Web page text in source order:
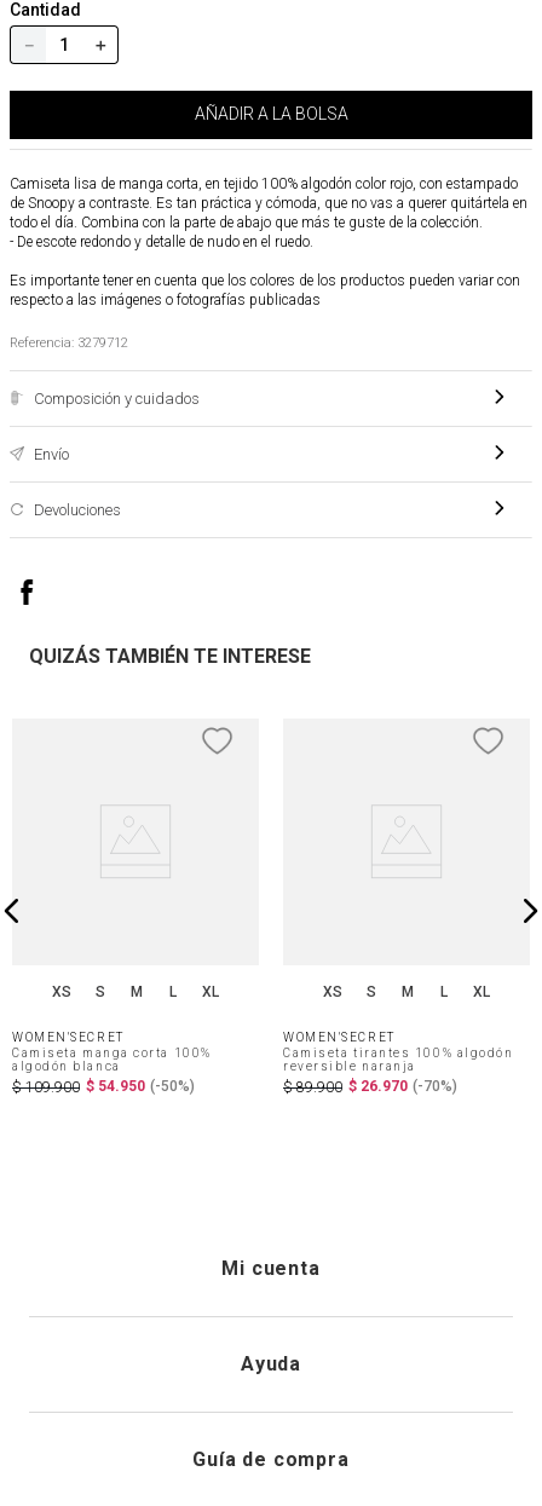
Cantidad
＋
－
AÑADIR A LA BOLSA
Camiseta lisa de manga corta, en tejido 100% algodón color rojo, con estampado
de Snoopy a contraste. Es tan práctica y cómoda, que no vas a querer quitártela en
todo el día. Combina con la parte de abajo que más te guste de la colección.
- De escote redondo y detalle de nudo en el ruedo.
Es importante tener en cuenta que los colores de los productos pueden variar con
respecto a las imágenes o fotografías publicadas
Referencia: 3279712
Composición y cuidados
Envío
Devoluciones
QUIZÁS TAMBIÉN TE INTERESE
XS S M L XL
WOMEN'SECRET
Camiseta manga corta 100%
algodón blanca
$ 109.900 $ 54.950 (-50%)
XS S M L XL
WOMEN'SECRET
Camiseta tirantes 100% algodón
reversible naranja
$ 89.900 $ 26.970 (-70%)
Mi cuenta
Registrarme
Ayuda
Guía de compra